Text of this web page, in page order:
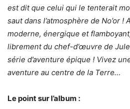
est dit que celui qui le tenterait
saut dans l’atmosphère de No’or !
moderne, énergique et
librement du chef-d’œuvre de
série d’aventure épique ! Vivez
aventure au centre de la Terre…
Le point sur l’album :